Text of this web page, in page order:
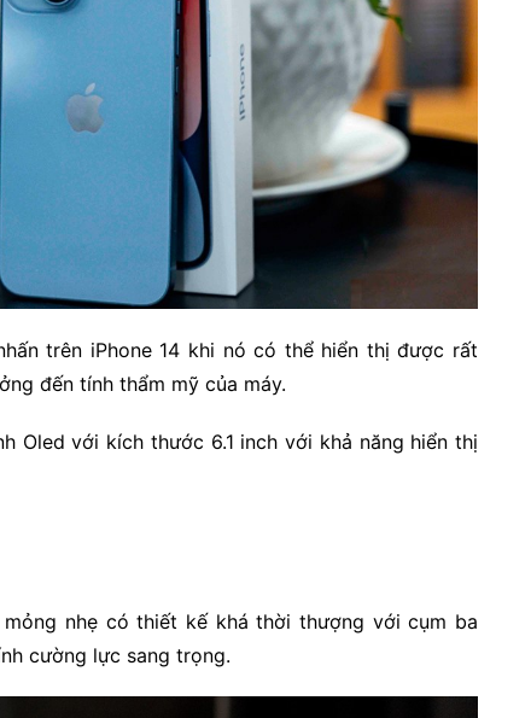
trên iPhone 14 khi nó có thể hiển thị được rất
đến tính thẩm mỹ của máy.
Oled với kích thước 6.1 inch với khả năng hiển thị
nhẹ có thiết kế khá thời thượng với cụm ba
cường lực sang trọng.